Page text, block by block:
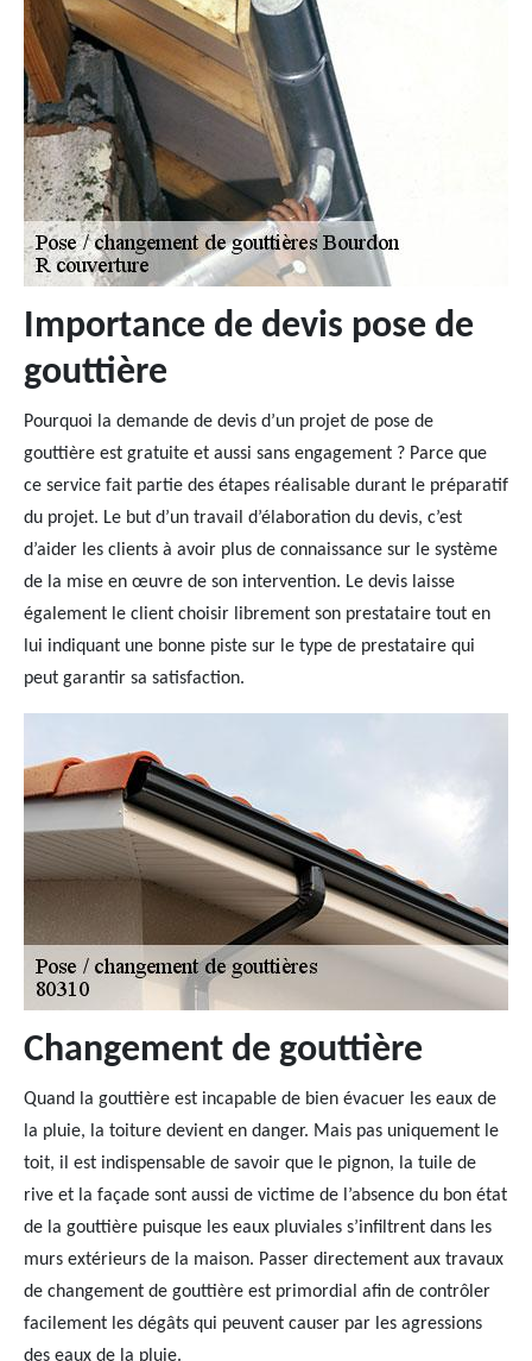
Importance de devis pose de
gouttière
Pourquoi la demande de devis d’un projet de pose de
gouttière est gratuite et aussi sans engagement ? Parce que
ce service fait partie des étapes réalisable durant le préparatif
du projet. Le but d’un travail d’élaboration du devis, c’est
d’aider les clients à avoir plus de connaissance sur le système
de la mise en œuvre de son intervention. Le devis laisse
également le client choisir librement son prestataire tout en
lui indiquant une bonne piste sur le type de prestataire qui
peut garantir sa satisfaction.
Changement de gouttière
Quand la gouttière est incapable de bien évacuer les eaux de
la pluie, la toiture devient en danger. Mais pas uniquement le
toit, il est indispensable de savoir que le pignon, la tuile de
rive et la façade sont aussi de victime de l’absence du bon état
de la gouttière puisque les eaux pluviales s’infiltrent dans les
murs extérieurs de la maison. Passer directement aux travaux
de changement de gouttière est primordial afin de contrôler
facilement les dégâts qui peuvent causer par les agressions
des eaux de la pluie.